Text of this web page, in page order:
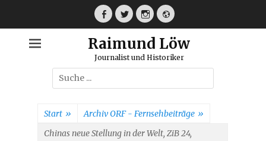
Facebook
TwitterInstagramWebseite
Raimund Löw
Journalist und Historiker
Suche
nach:
Start » Archiv ORF - Fernsehbeiträge »
Chinas neue Stellung in der Welt, ZiB 24,